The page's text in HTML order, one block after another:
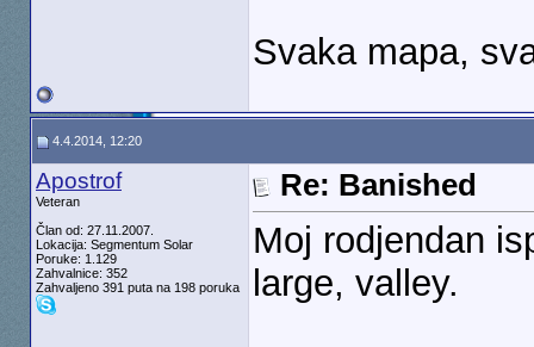
Svaka mapa,
4.4.2014, 12:20
Apostrof
Veteran
Član od: 27.11.2007.
Lokacija: Segmentum Solar
Poruke: 1.129
Zahvalnice: 352
Zahvaljeno 391 puta na 198 poruka
Re: Banished
Moj rodjendan
large, valley.